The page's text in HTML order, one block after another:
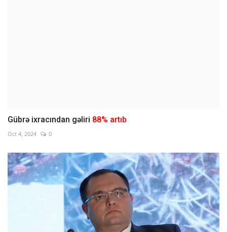
Gübrə ixracından gəliri 88% artıb
Oct 4, 2024 0